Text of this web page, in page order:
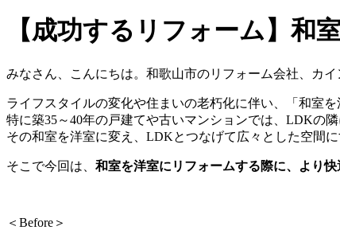
【成功するリフォーム】和
みなさん、こんにちは。和歌山市のリフォーム会社、カイ
ライフスタイルの変化や住まいの老朽化に伴い、「和室
特に築35～40年の戸建てや古いマンションでは、LDKの
その和室を洋室に変え、LDKとつなげて広々とした空間に
そこで今回は、 和室を洋室にリフォームする際に、より
＜Before＞